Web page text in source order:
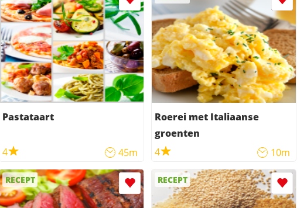
Pastataart
4 45m
Roerei met Italiaanse
groenten
4
10m
RECEPT RECEPT